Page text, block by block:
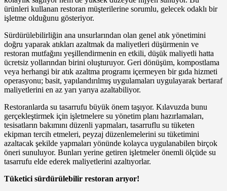
ürünleri kullanan restoran müşterilerine sorumlu, gelecek odaklı bir
işletme olduğunu gösteriyor.
Sürdürülebilirliğin ana unsurlarından olan genel atık yönetimini
doğru yaparak atıkları azaltmak da maliyetleri düşürmenin ve
restoran mutfağını yeşillendirmenin en etkili, düşük maliyetli hatta
ücretsiz yollarından birini oluşturuyor. Geri dönüşüm, kompostlama
veya herhangi bir atık azaltma programı içermeyen bir gıda hizmeti
operasyonu; basit, yapılandırılmış uygulamaları uygulayarak bertaraf
maliyetlerini en az yarı yarıya azaltabiliyor.
Restoranlarda su tasarrufu büyük önem taşıyor. Kılavuzda bunu
gerçekleştirmek için işletmelere su yönetim planı hazırlamaları,
tesisatların bakımını düzenli yapmaları, tasarruflu su tüketen
ekipman tercih etmeleri, peyzaj düzenlemelerini su tüketimini
azaltacak şekilde yapmaları yönünde kolayca uygulanabilen birçok
öneri sunuluyor. Bunları yerine getiren işletmeler önemli ölçüde su
tasarrufu elde ederek maliyetlerini azaltıyorlar.
Tüketici sürdürülebilir restoran arıyor!